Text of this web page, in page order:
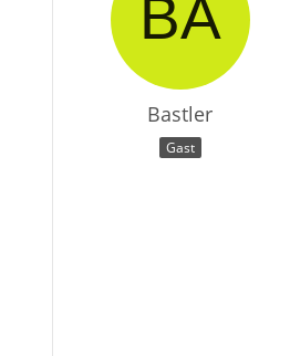
Bastler
Gast